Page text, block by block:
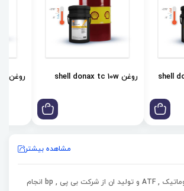
روغن shell donax tc 10w روغن shell donax td 85w
مشاهده بیشتر
از نوع روغن دنده اتوماتیک , ATF و تولید ان از شرکت بی پی , bp انجام